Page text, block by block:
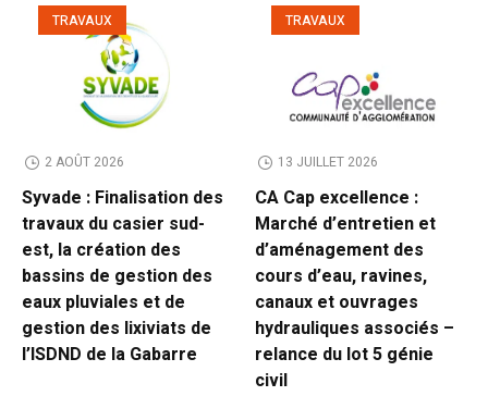
TRAVAUX
2 AOÛT 2026
Syvade : Finalisation des
travaux du casier sud-
est, la création des
bassins de gestion des
eaux pluviales et de
gestion des lixiviats de
l’ISDND de la Gabarre
TRAVAUX
13 JUILLET 2026
CA Cap excellence :
Marché d’entretien et
d’aménagement des
cours d’eau, ravines,
canaux et ouvrages
hydrauliques associés –
relance du lot 5 génie
civil